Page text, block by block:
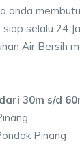
anda
selalu 24
Air Bersih
30m s/d
Pinang